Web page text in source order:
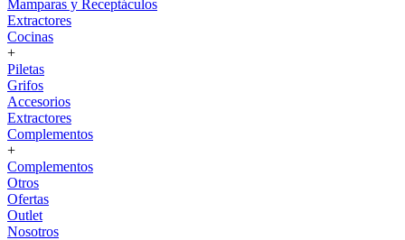
Mamparas y Receptáculos
Extractores
Cocinas
+
Piletas
Grifos
Accesorios
Extractores
Complementos
+
Complementos
Otros
Ofertas
Outlet
Nosotros